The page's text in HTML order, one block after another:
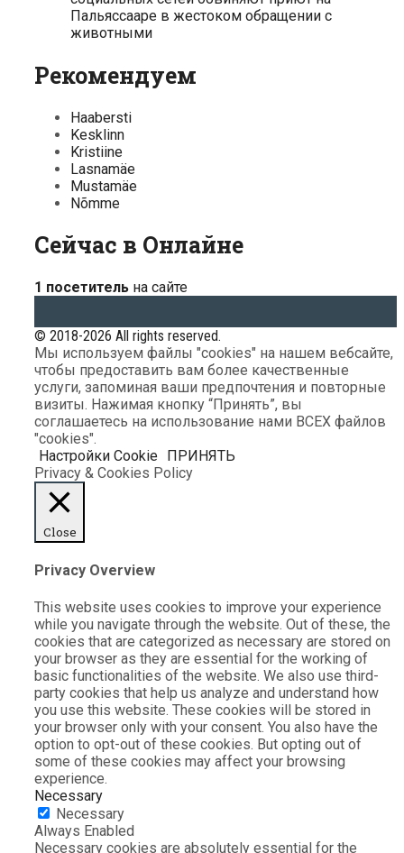
Пальяссааре в жестоком обращении с
животными
Рекомендуем
Haabersti
Kesklinn
Kristiine
Lasnamäe
Mustamäe
Nõmme
Сейчас в Онлайне
1 посетитель на сайте
© 2018-2026 All rights reserved.
Мы используем файлы "cookies" на нашем вебсайте,
чтобы предоставить вам более качественные
услуги, запоминая ваши предпочтения и повторные
визиты. Нажимая кнопку “Принять”, вы
соглашаетесь на использование нами ВСЕХ файлов
"cookies".
Настройки Cookie
ПРИНЯТЬ
Privacy & Cookies Policy
Close
Privacy Overview
This website uses cookies to improve your experience
while you navigate through the website. Out of these, the
cookies that are categorized as necessary are stored on
your browser as they are essential for the working of
basic functionalities of the website. We also use third-
party cookies that help us analyze and understand how
you use this website. These cookies will be stored in
your browser only with your consent. You also have the
option to opt-out of these cookies. But opting out of
some of these cookies may affect your browsing
experience.
Necessary
Necessary
Always Enabled
Necessary cookies are absolutely essential for the